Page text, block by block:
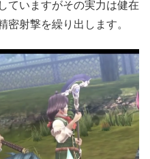
ていますがその実力は健在
密射撃を繰り出します。